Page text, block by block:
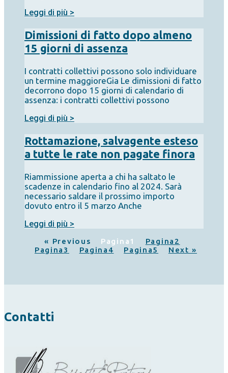
Leggi di più >
Dimissioni di fatto dopo almeno
15 giorni di assenza
I contratti collettivi possono solo individuare
un termine maggioreGia Le dimissioni di fatto
decorrono dopo 15 giorni di calendario di
assenza: i contratti collettivi possono
Leggi di più >
Rottamazione, salvagente esteso
a tutte le rate non pagate finora
Riammissione aperta a chi ha saltato le
scadenze in calendario fino al 2024. Sarà
necessario saldare il prossimo importo
dovuto entro il 5 marzo Anche
Leggi di più >
« Previous Pagina1 Pagina 2
Pagina3 Pagina 4 Pagina5 Next »
Contatti